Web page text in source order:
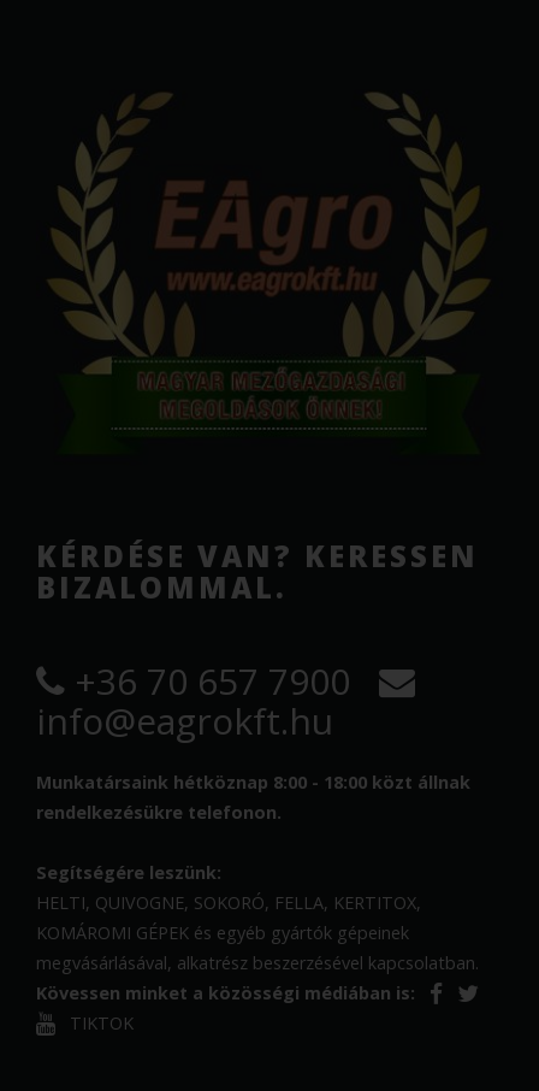
KÉRDÉSE VAN? KERESSEN
BIZALOMMAL.
+36 70 657 7900
info@eagrokft.hu
Munkatársaink hétköznap 8:00 - 18:00 közt állnak
rendelkezésükre telefonon.
Segítségére leszünk:
HELTI, QUIVOGNE, SOKORÓ, FELLA, KERTITOX,
KOMÁROMI GÉPEK és egyéb gyártók gépeinek
megvásárlásával, alkatrész beszerzésével kapcsolatban.
Kövessen minket a közösségi médiában is:
TIKTOK